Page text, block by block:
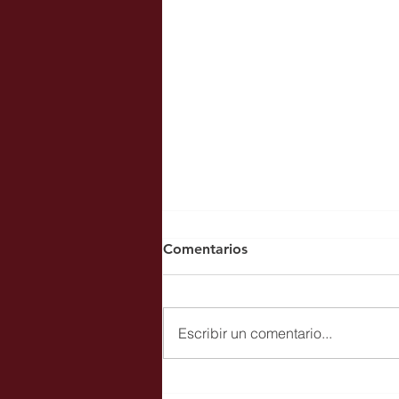
Comentarios
Escribir un comentario...